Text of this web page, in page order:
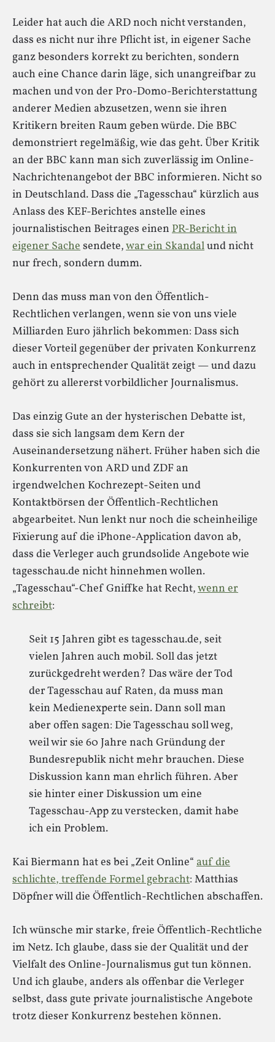
Leider hat auch die ARD noch nicht verstanden,
dass es nicht nur ihre Pflicht ist, in eigener Sache
ganz besonders korrekt zu berichten, sondern
auch eine Chance darin läge, sich unangreifbar zu
machen und von der Pro-Domo-Berichterstattung
anderer Medien abzusetzen, wenn sie ihren
Kritikern breiten Raum geben würde. Die BBC
demonstriert regelmäßig, wie das geht. Über Kritik
an der BBC kann man sich zuverlässig im Online-
Nachrichtenangebot der BBC informieren. Nicht so
in Deutschland. Dass die „Tagesschau“ kürzlich aus
Anlass des KEF-Berichtes anstelle eines
journalistischen Beitrages einen PR-Bericht in
eigener Sachesendete,war ein Skandalund nicht
nur frech, sondern dumm.
Denn das muss man von den Öffentlich-
Rechtlichen verlangen, wenn sie von uns viele
Milliarden Euro jährlich bekommen: Dass sich
dieser Vorteil gegenüber der privaten Konkurrenz
auch in entsprechender Qualität zeigt — und dazu
gehört zu allererst vorbildlicher Journalismus.
Das einzig Gute an der hysterischen Debatte ist,
dass sie sich langsam dem Kern der
Auseinandersetzung nähert. Früher haben sich die
Konkurrenten von ARD und ZDF an
irgendwelchen Kochrezept-Seiten und
Kontaktbörsen der Öffentlich-Rechtlichen
abgearbeitet. Nun lenkt nur noch die scheinheilige
Fixierung auf die iPhone-Application davon ab,
dass die Verleger auch grundsolide Angebote wie
tagesschau.de nicht hinnehmen wollen.
„Tagesschau“-Chef Gniffke hat Recht,wenn er
schreibt:
Seit 15 Jahren gibt es tagesschau.de, seit
vielen Jahren auch mobil. Soll das jetzt
zurückgedreht werden? Das wäre der Tod
der Tagesschau auf Raten, da muss man
kein Medienexperte sein. Dann soll man
aber offen sagen: Die Tagesschau soll weg,
weil wir sie 60 Jahre nach Gründung der
Bundesrepublik nicht mehr brauchen. Diese
Diskussion kann man ehrlich führen. Aber
sie hinter einer Diskussion um eine
Tagesschau-App zu verstecken, damit habe
ich ein Problem.
Kai Biermann hat es bei „Zeit Online“ auf die
schlichte, treffende Formel gebracht: Matthias
Döpfner will die Öffentlich-Rechtlichen abschaffen.
Ich wünsche mir starke, freie Öffentlich-Rechtliche
im Netz. Ich glaube, dass sie der Qualität und der
Vielfalt des Online-Journalismus gut tun können.
Und ich glaube, anders als offenbar die Verleger
selbst, dass gute private journalistische Angebote
trotz dieser Konkurrenz bestehen können.